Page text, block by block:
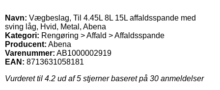
Navn: Vægbeslag, Til 4.45L 8L 15L affaldsspande med
sving låg, Hvid, Metal, Abena
Kategori: Rengøring > Affald > Affaldsspande
Producent: Abena
Varenummer: AB1000002919
EAN: 8713631058181
Vurderet til 4.2 ud af 5 stjerner baseret på 30 anmeldelser